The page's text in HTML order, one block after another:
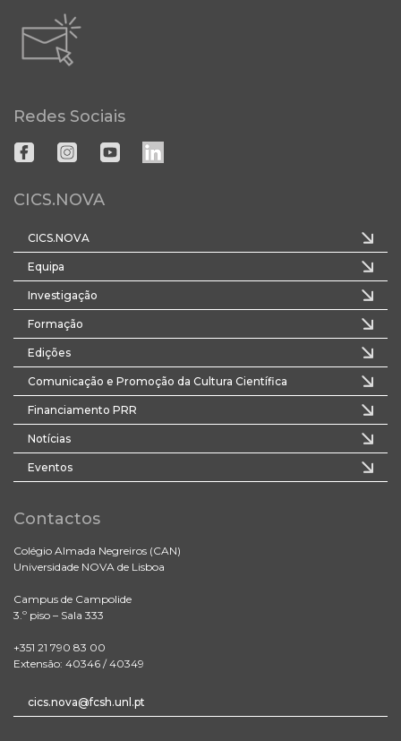
Redes Sociais
CICS.NOVA
CICS.NOVA
Equipa
Investigação
Formação
Edições
Comunicação e Promoção da Cultura Científica
Financiamento PRR
Notícias
Eventos
Contactos
Colégio Almada Negreiros (CAN)
Universidade NOVA de Lisboa
Campus de Campolide
3.º piso – Sala 333
+351 21 790 83 00
Extensão: 40346 / 40349
cics.nova@fcsh.unl.pt